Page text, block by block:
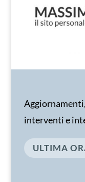
interventi e
ULTIMA